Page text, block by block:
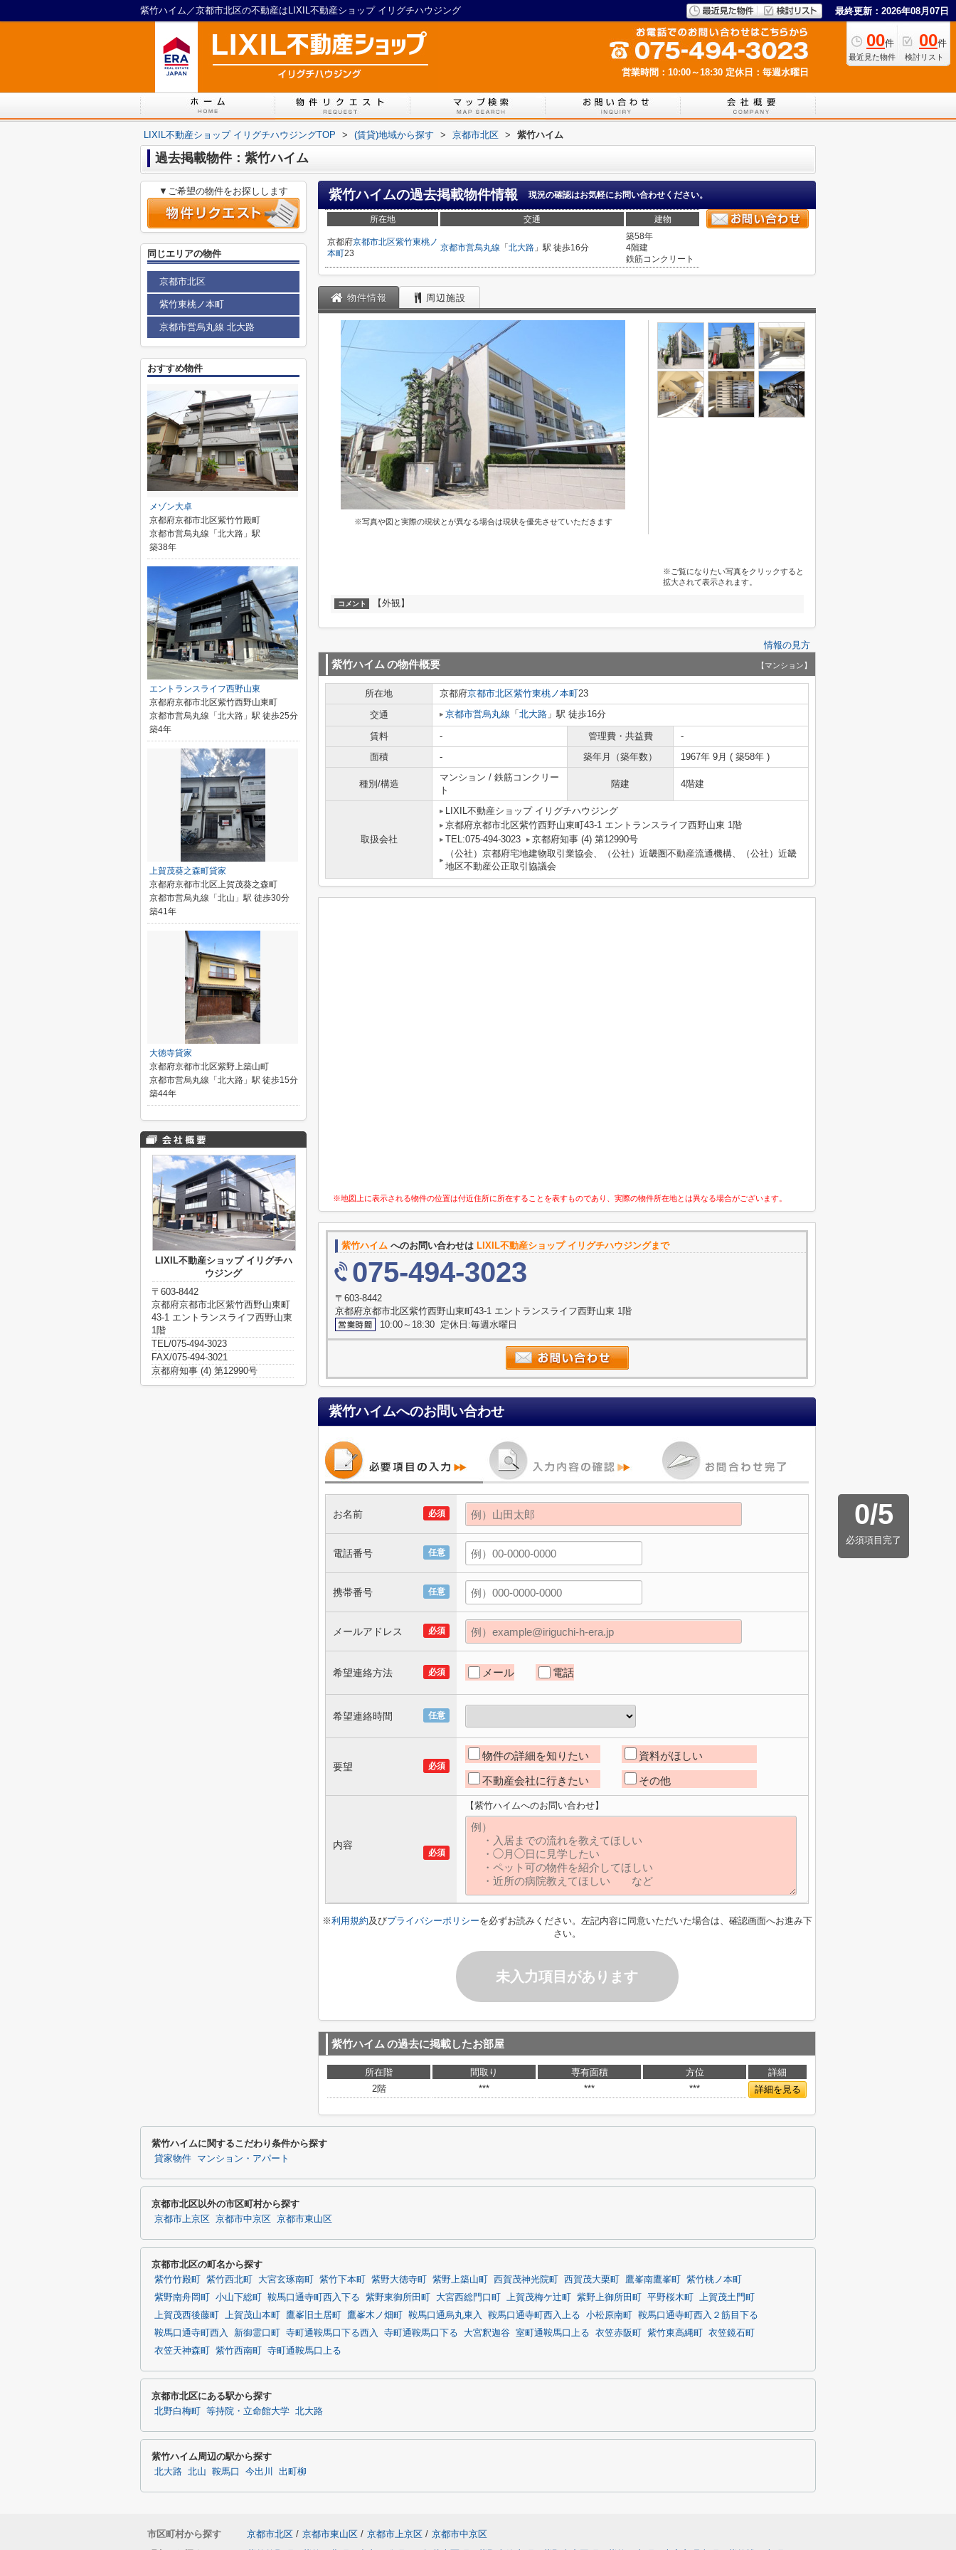
紫竹ハイム／京都市北区の不動産はLIXIL不動産ショップ イリグチハウジング 最終更新：2026年08月07日
00件
最近見た物件
00件
検討リスト
営業時間：10:00～18:30 定休日：毎週水曜日
LIXIL不動産ショップ イリグチハウジングTOP > (賃貸)地域から探す > 京都市北区 > 紫竹ハイム
過去掲載物件：紫竹ハイム
紫竹ハイムの過去掲載物件情報 現況の確認はお気軽にお問い合わせください。
所在地 交通 建物
京都府京都市北区紫竹東桃ノ
本町23
京都市営烏丸線 「 北大路 」駅 徒歩16分
築58年
4階建
鉄筋コンクリート
物件情報 周辺施設
※写真や図と実際の現状とが異なる場合は現状を優先させていただきます
※ご覧になりたい写真をクリックすると
拡大されて表示されます。
コメント 【外観】
情報の見方
紫竹ハイム の物件概要 【マンション】
所在地 京都府京都市北区紫竹東桃ノ本町23
交通
京都市営烏丸線 「 北大路 」駅 徒歩16分
賃料 - 管理費・共益費
-
面積
- 築年月（築年数） 1967年 9月 ( 築58年 )
種別/構造
マンション / 鉄筋コンクリー
ト
階建 4階建
取扱会社
LIXIL不動産ショップ イリグチハウジング
京都府京都市北区紫竹西野山東町43-1 エントランスライフ西野山東 1階
TEL:075-494-3023
京都府知事 (4) 第12990号
（公社）京都府宅地建物取引業協会、（公社）近畿圏不動産流通機構、（公社）近畿
地区不動産公正取引協議会
※地図上に表示される物件の位置は付近住所に所在することを表すものであり、実際の物件所在地とは異なる場合がございます。
紫竹ハイム へのお問い合わせは LIXIL不動産ショップ イリグチハウジングまで
075-494-3023
〒603-8442
京都府京都市北区紫竹西野山東町43-1 エントランスライフ西野山東 1階
10:00～18:30 定休日:毎週水曜日
紫竹ハイムへのお問い合わせ
0/5
必須項目完了
必須
お名前
任意
電話番号
任意
携帯番号
必須
メールアドレス
必須
希望連絡方法 メール 電話
任意
希望連絡時間
必須
要望
物件の詳細を知りたい 資料がほしい
不動産会社に行きたい その他
必須
内容
【紫竹ハイムへのお問い合わせ】
※利用規約及びプライバシーポリシーを必ずお読みください。左記内容に同意いただいた場合は、確認画面へお進み下
さい。
未入力項目があります
紫竹ハイム の過去に掲載したお部屋
所在階 間取り 専有面積 方位
詳細
2階
*** *** *** 詳細を見る
▼ご希望の物件をお探しします
同じエリアの物件
京都市北区
紫竹東桃ノ本町
京都市営烏丸線 北大路
おすすめ物件
メゾン大卓
京都府京都市北区紫竹竹殿町
京都市営烏丸線「北大路」駅
築38年
エントランスライフ西野山東
京都府京都市北区紫竹西野山東町
京都市営烏丸線「北大路」駅 徒歩25分
築4年
上賀茂葵之森町貸家
京都府京都市北区上賀茂葵之森町
京都市営烏丸線「北山」駅 徒歩30分
築41年
大徳寺貸家
京都府京都市北区紫野上築山町
京都市営烏丸線「北大路」駅 徒歩15分
築44年
LIXIL不動産ショップ イリグチハ
ウジング
〒603-8442
京都府京都市北区紫竹西野山東町
43-1 エントランスライフ西野山東
1階
TEL/075-494-3023
FAX/075-494-3021
京都府知事 (4) 第12990号
紫竹ハイムに関するこだわり条件から探す
貸家物件 マンション・アパート
京都市北区以外の市区町村から探す
京都市上京区 京都市中京区 京都市東山区
京都市北区の町名から探す
紫竹竹殿町 紫竹西北町 大宮玄琢南町 紫竹下本町 紫野大徳寺町 紫野上築山町 西賀茂神光院町 西賀茂大栗町 鷹峯南鷹峯町
紫竹桃ノ本町
紫野南舟岡町
小山下総町 鞍馬口通寺町西入下る 紫野東御所田町 大宮西総門口町 上賀茂梅ケ辻町 紫野上御所田町 平野桜木町
上賀茂土門町
上賀茂西後藤町
上賀茂山本町 鷹峯旧土居町 鷹峯木ノ畑町 鞍馬口通烏丸東入 鞍馬口通寺町西入上る 小松原南町
鞍馬口通寺町西入２筋目下る
鞍馬口通寺町西入
新御霊口町 寺町通鞍馬口下る西入 寺町通鞍馬口下る 大宮釈迦谷 室町通鞍馬口上る 衣笠赤阪町 紫竹東高縄町
衣笠鏡石町
衣笠天神森町
紫竹西南町 寺町通鞍馬口上る
京都市北区にある駅から探す
北野白梅町 等持院・立命館大学 北大路
紫竹ハイム周辺の駅から探す
北大路 北山 鞍馬口 今出川 出町柳
市区町村から探す 京都市北区 / 京都市東山区 / 京都市上京区 / 京都市中京区